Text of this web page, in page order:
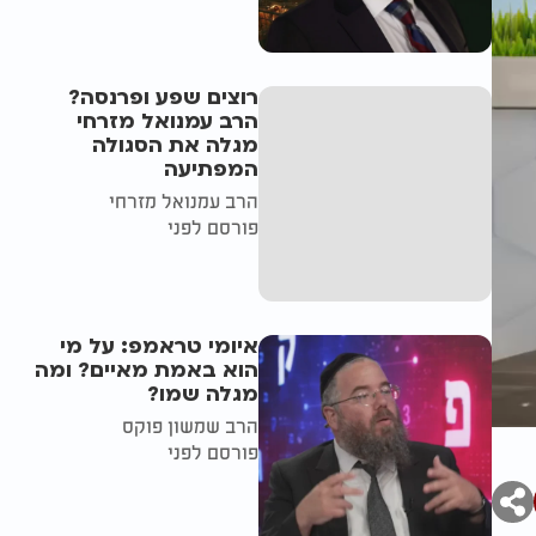
רוצים שפע ופרנסה?
הרב עמנואל מזרחי
מגלה את הסגולה
המפתיעה
הרב עמנואל מזרחי
פורסם לפני
איומי טראמפ: על מי
הוא באמת מאיים? ומה
מגלה שמו?
הרב שמשון פוקס
פורסם לפני